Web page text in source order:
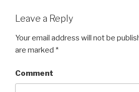
Leave a Reply
Your email address will not be
are marked *
Comment